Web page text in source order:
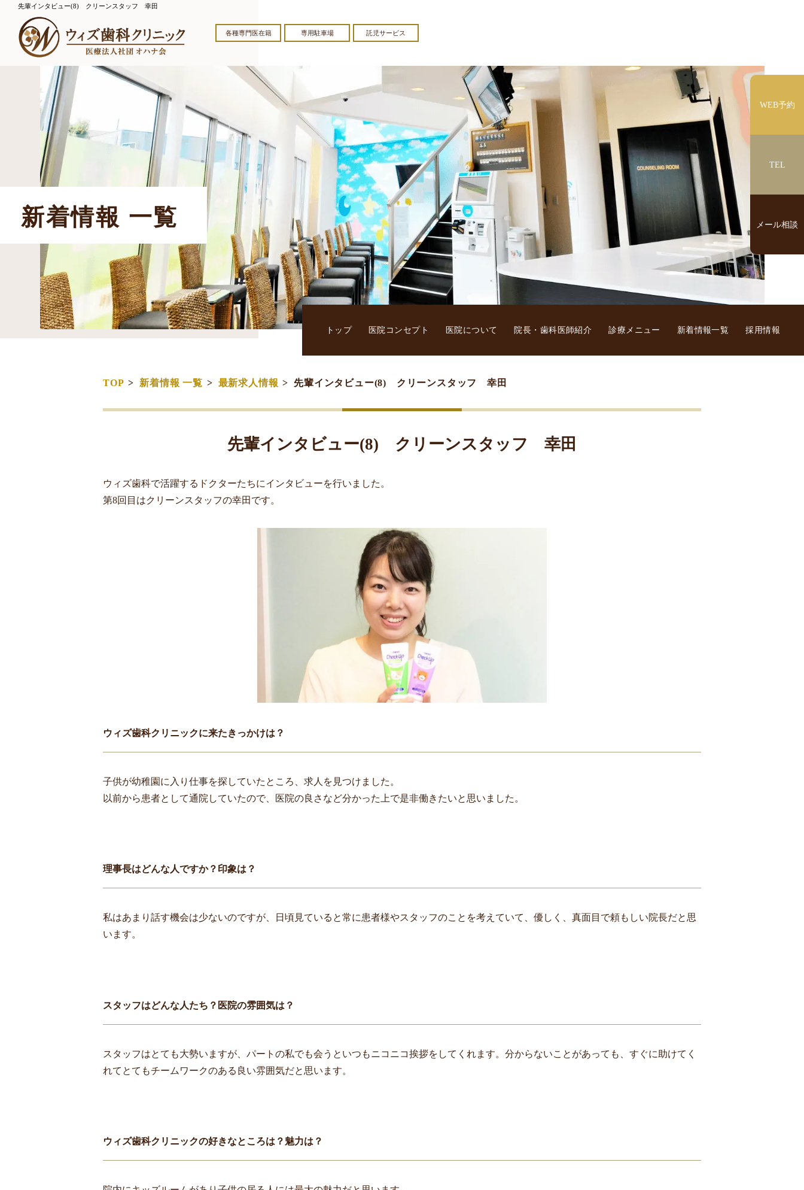
先輩インタビュー(8) クリーンスタッフ 幸田
各種専門医在籍 専用駐車場 託児サービス
トップ 医院コンセプト 医院について 院長・歯科医師紹介 診療メニュー 新着情報一覧 採用情報
新着情報 一覧
TOP 新着情報 一覧 最新求人情報 先輩インタビュー(8) クリーンスタッフ 幸田
先輩インタビュー(8) クリーンスタッフ 幸田
ウィズ歯科で活躍するドクターたちにインタビューを行いました。
第8回目はクリーンスタッフの幸田です。
ウィズ歯科クリニックに来たきっかけは？
子供が幼稚園に入り仕事を探していたところ、求人を見つけました。
以前から患者として通院していたので、医院の良さなど分かった上で是非働きたいと思いました。
理事長はどんな人ですか？印象は？
私はあまり話す機会は少ないのですが、日頃見ていると常に患者様やスタッフのことを考えていて、優しく、真面目で頼もしい院長だと思
います。
スタッフはどんな人たち？医院の雰囲気は？
スタッフはとても大勢いますが、パートの私でも会うといつもニコニコ挨拶をしてくれます。分からないことがあっても、すぐに助けてく
れてとてもチームワークのある良い雰囲気だと思います。
ウィズ歯科クリニックの好きなところは？魅力は？
WEB予約
TEL
メール相談